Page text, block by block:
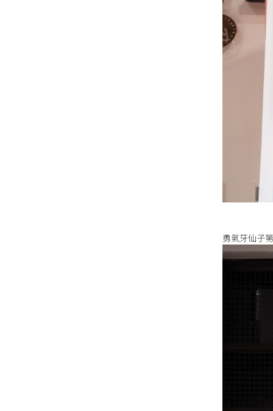
勇氣牙仙子